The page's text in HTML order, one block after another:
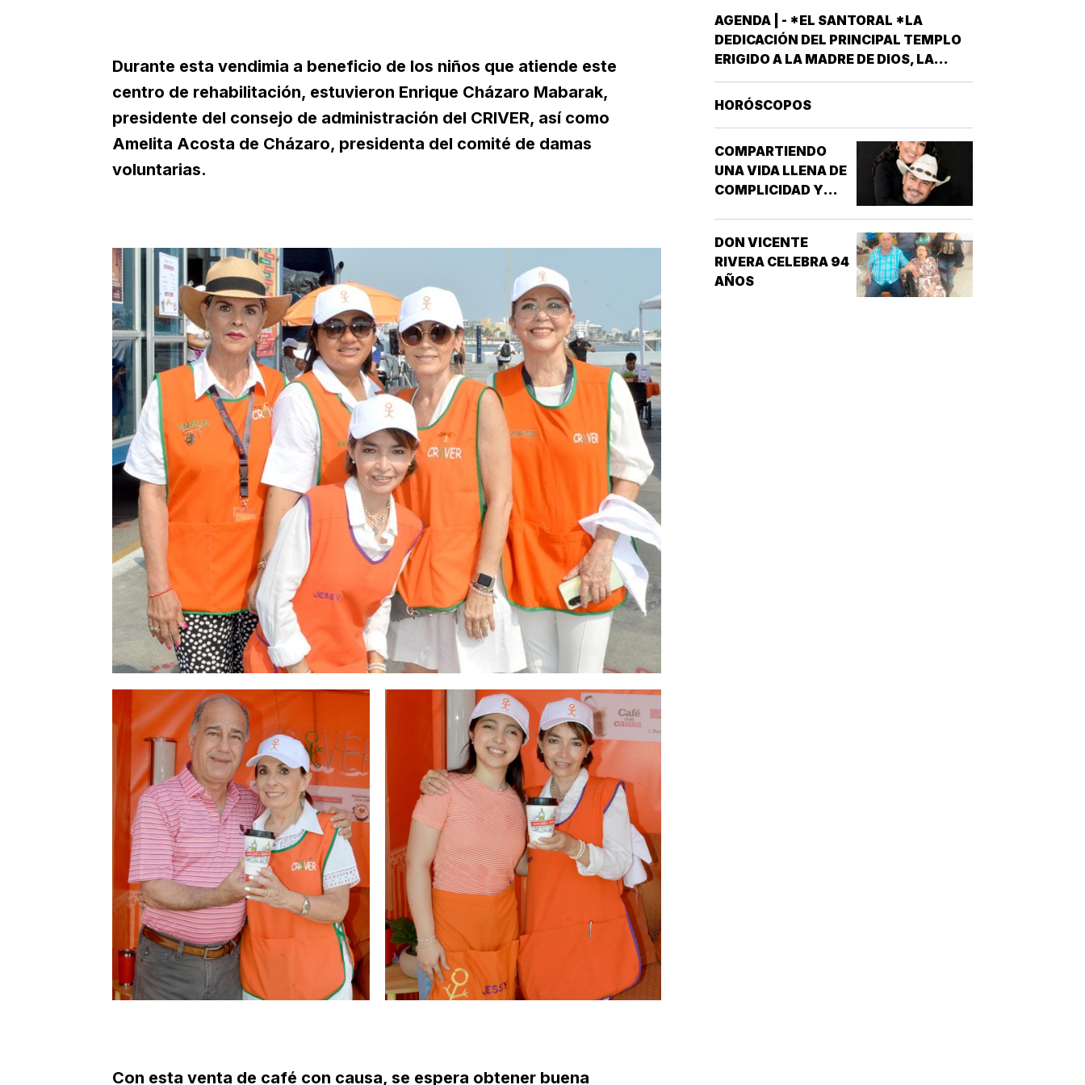
Durante esta vendimia a beneficio de los niños que atiende este
centro de rehabilitación, estuvieron Enrique Cházaro Mabarak,
presidente del consejo de administración del CRIVER, así como
Amelita Acosta de Cházaro, presidenta del comité de damas
voluntarias.
Con esta venta de café con causa, se espera obtener buena
AGENDA | - *EL SANTORAL *LA
DEDICACIÓN DEL PRINCIPAL TEMPLO
ERIGIDO A LA MADRE DE DIOS, LA
GRAN BASÍLICA LIBERIANA DE SANTA
MARÍA LA MAYOR EN ROMA. NUESTRA
INGLATERRA *EL EVANGELIO
SEGÚN…
HORÓSCOPOS
COMPARTIENDO
UNA VIDA LLENA DE
COMPLICIDAD Y
DON VICENTE
RIVERA CELEBRA 94
AÑOS